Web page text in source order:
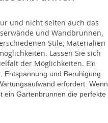
und nicht selten auch das
und Wandbrunnen,
Stile, Materialien
Lassen Sie sich
der Möglichkeiten. Ein
Entspannung und Beruhigung
erfordert. Wenn
ein Gartenbrunnen die perfekte